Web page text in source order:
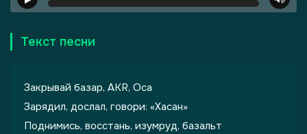
Текст песни
Закрывай базар, AKR, Оса
Зарядил, дослал, говори: «Хасан»
Поднимись, восстань, изумруд, базальт